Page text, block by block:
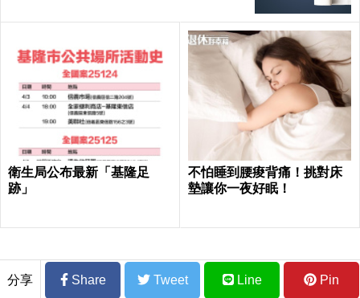
衛生局公布最新「基隆足
跡」
不怕睡到腰痠背痛！挑對床
墊讓你一夜好眠！
分享 Share Tweet Line Pin